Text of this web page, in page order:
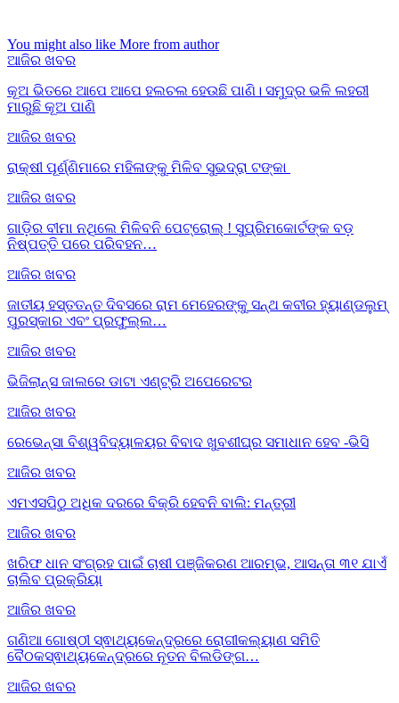
You might also like More from author
ଆଜିର ଖବର
କୂଅ ଭିତରେ ଆପେ ଆପେ ହଲଚଲ ହେଉଛି ପାଣି। ସମୁଦ୍ର ଭଳି ଲହରୀ
ମାରୁଛି କୂଅ ପାଣି
ଆଜିର ଖବର
ରାକ୍ଷୀ ପୂର୍ଣ୍ଣିମାରେ ମହିଳାଙ୍କୁ ମିଳିବ ସୁଭଦ୍ରା ଟଙ୍କା
ଆଜିର ଖବର
ଗାଡ଼ିର ବୀମା ନଥିଲେ ମିଳିବନି ପେଟ୍ରୋଲ୍ ! ସୁପ୍ରିମକୋର୍ଟଙ୍କ ବଡ଼
ନିଷ୍ପତ୍ତି ପରେ ପରିବହନ…
ଆଜିର ଖବର
ଜାତୀୟ ହସ୍ତତନ୍ତ ଦିବସରେ ରାମ ମେହେରଙ୍କୁ ସନ୍ଥ କବୀର ହ୍ୟାଣ୍ଡଲୁମ୍
ପୁରସ୍କାର ଏବଂ ପ୍ରଫୁଲ୍ଲ…
ଆଜିର ଖବର
ଭିଜିଲାନ୍ସ ଜାଲରେ ଡାଟା ଏଣ୍ଟ୍ରି ଅପେରେଟର
ଆଜିର ଖବର
ରେଭେନ୍ସା ବିଶ୍ୱବିଦ୍ୟାଳୟର ବିବାଦ ଖୁବଶୀଘ୍ର ସମାଧାନ ହେବ -ଭିସି
ଆଜିର ଖବର
ଏମଏସପିଠୁ ଅଧିକ ଦରରେ ବିକ୍ରି ହେବନି ବାଲି: ମନ୍ତ୍ରୀ
ଆଜିର ଖବର
ଖରିଫ ଧାନ ସଂଗ୍ରହ ପାଇଁ ଚାଷୀ ପଞ୍ଜିକରଣ ଆରମ୍ଭ, ଆସନ୍ତା ୩୧ ଯାଏଁ
ଚାଲିବ ପ୍ରକ୍ରିୟା
ଆଜିର ଖବର
ଗଣିଆ ଗୋଷ୍ଠୀ ସ୍ଵାଥ୍ୟକେନ୍ଦ୍ରରେ ରୋଗୀକଲ୍ୟାଣ ସମିତି
ବୈଠକସ୍ଵାଥ୍ୟକେନ୍ଦ୍ରରେ ନୂତନ ବିଲଡିଙ୍ଗ…
ଆଜିର ଖବର